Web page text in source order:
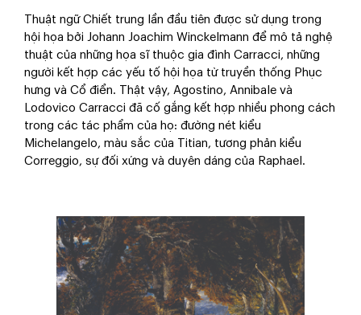
Thuật ngữ Chiết trung lần đầu tiên được sử dụng trong
hội họa bởi Johann Joachim Winckelmann để mô tả nghệ
thuật của những họa sĩ thuộc gia đình Carracci, những
người kết hợp các yếu tố hội họa từ truyền thống Phục
hưng và Cổ điển. Thật vậy, Agostino, Annibale và
Lodovico Carracci đã cố gắng kết hợp nhiều phong cách
trong các tác phẩm của họ: đường nét kiểu
Michelangelo, màu sắc của Titian, tương phản kiểu
Correggio, sự đối xứng và duyên dáng của Raphael.